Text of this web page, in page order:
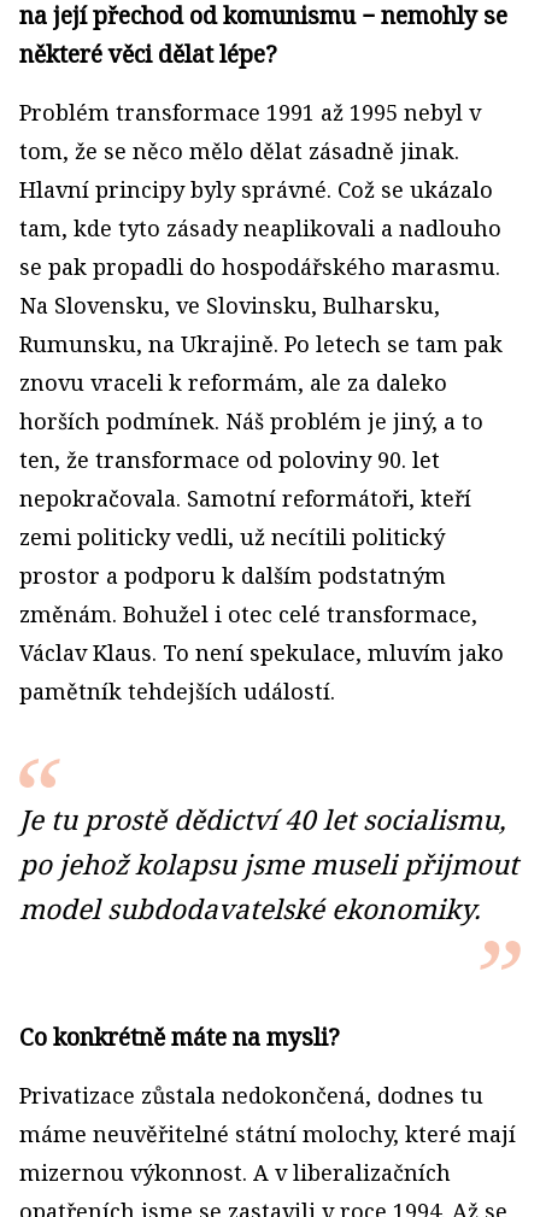
na její přechod od komunismu − nemohly se
některé věci dělat lépe?
Problém transformace 1991 až 1995 nebyl v
tom, že se něco mělo dělat zásadně jinak.
Hlavní principy byly správné. Což se ukázalo
tam, kde tyto zásady neaplikovali a nadlouho
se pak propadli do hospodářského marasmu.
Na Slovensku, ve Slovinsku, Bulharsku,
Rumunsku, na Ukrajině. Po letech se tam pak
znovu vraceli k reformám, ale za daleko
horších podmínek. Náš problém je jiný, a to
ten, že transformace od poloviny 90. let
nepokračovala. Samotní reformátoři, kteří
zemi politicky vedli, už necítili politický
prostor a podporu k dalším podstatným
změnám. Bohužel i otec celé transformace,
Václav Klaus. To není spekulace, mluvím jako
pamětník tehdejších událostí.
Je tu prostě dědictví 40 let socialismu,
po jehož kolapsu jsme museli přijmout
model subdodavatelské ekonomiky.
Co konkrétně máte na mysli?
Privatizace zůstala nedokončená, dodnes tu
máme ne­uvěřitelné státní molochy, které mají
mizernou výkonnost. A v liberalizačních
opatřeních jsme se zastavili v roce 1994. Až se